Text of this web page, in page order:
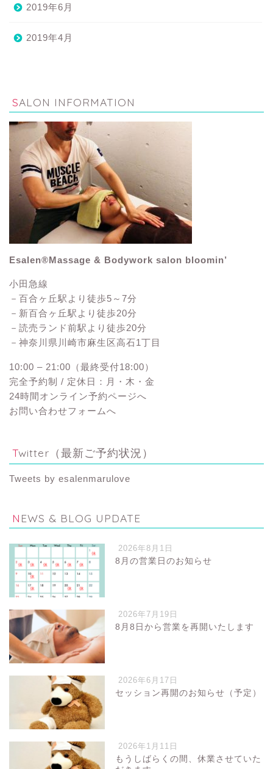
2019年6月
2019年4月
SALON INFORMATION
Esalen®Massage & Bodywork salon bloomin’
小田急線
－百合ヶ丘駅より徒歩5～7分
－新百合ヶ丘駅より徒歩20分
－読売ランド前駅より徒歩20分
－神奈川県川崎市麻生区高石1丁目
10:00 – 21:00（最終受付18:00）
完全予約制 / 定休日：月・木・金
24時間オンライン予約ページへ
お問い合わせフォームへ
Twitter（最新ご予約状況）
Tweets by esalenmarulove
NEWS & BLOG UPDATE
2026年8月1日
8月の営業日のお知らせ
2026年7月19日
8月8日から営業を再開いたします
2026年6月17日
セッション再開のお知らせ（予定）
2026年1月11日
もうしばらくの間、休業させていた